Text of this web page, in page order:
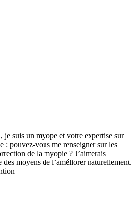
suis un myope et votre expertise sur
: pouvez-vous me renseigner sur les
de la myopie ? J’aimerais
des moyens de l’améliorer naturellement.